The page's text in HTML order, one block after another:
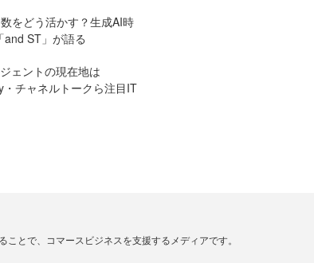
をどう活かす？生成AI時
and ST」が語る
ェントの現在地は
チャネルトークら注目IT
とで、コマースビジネスを支援するメディアです。